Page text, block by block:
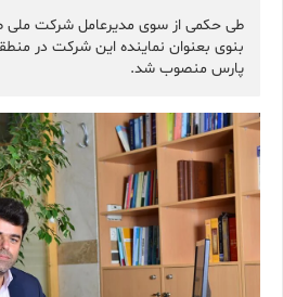
طی حکمی از سوی مدیرعامل شرکت ملی
بنوی بعنوان نماینده این شرکت در
پارس منصوب شد.